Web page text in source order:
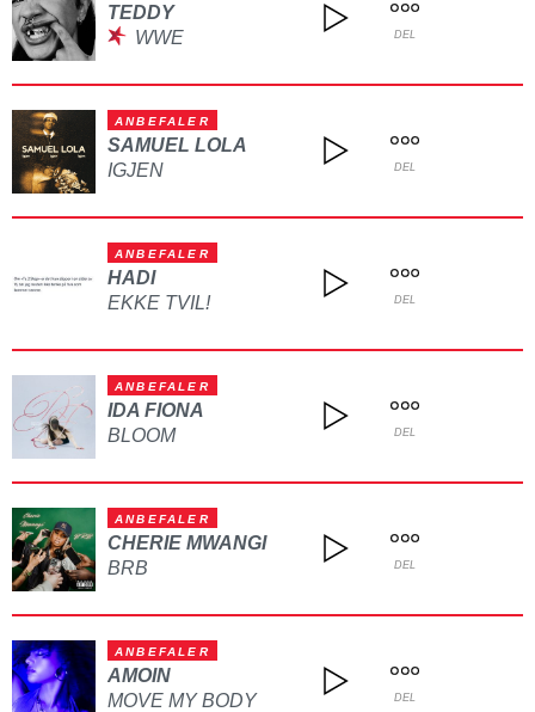
TEDDY
WWE
DEL
ANBEFALER
SAMUEL LOLA
IGJEN
DEL
ANBEFALER
HADI
EKKE TVIL!
DEL
ANBEFALER
IDA FIONA
BLOOM
DEL
ANBEFALER
CHERIE MWANGI
BRB
DEL
ANBEFALER
AMOIN
MOVE MY BODY
DEL